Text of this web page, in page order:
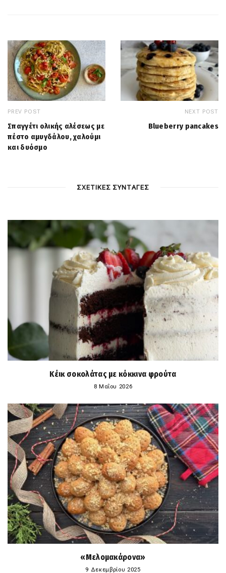
PREV POST
Σπαγγέτι ολικής αλέσεως με
πέστο αμυγδάλου, χαλούμι
και δυόσμο
NEXT POST
Blueberry pancakes
ΣΧΕΤΙΚΕΣ ΣΥΝΤΑΓΕΣ
Κέικ σοκολάτας με κόκκινα φρούτα
8 Μαΐου 2026
«Μελομακάρονα»
9 Δεκεμβρίου 2025